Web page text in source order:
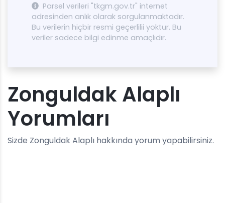
Parsel verileri "tkgm.gov.tr" internet
adresinden anlık olarak sorgulanmaktadır.
Bu verilerin hiçbir resmi geçerlilii yoktur. Bu
veriler sadece bilgi edinme amaçlıdır.
Zonguldak Alaplı
Yorumları
Sizde Zonguldak Alaplı hakkında yorum yapabilirsiniz.